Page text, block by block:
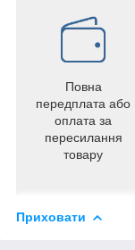
Повна
передплата або
оплата за
пересилання
товару
Приховати